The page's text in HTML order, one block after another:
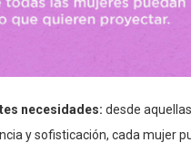
necesidades: desde
y sofisticación, cada mujer